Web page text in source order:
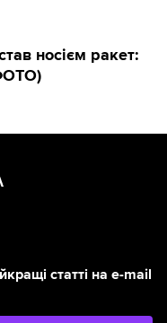
носієм ракет:
статті на e-mail